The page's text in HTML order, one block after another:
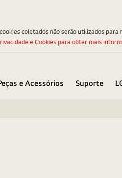
e Acessórios Suporte
coletados não serão utilizados
e Cookies para obter mais